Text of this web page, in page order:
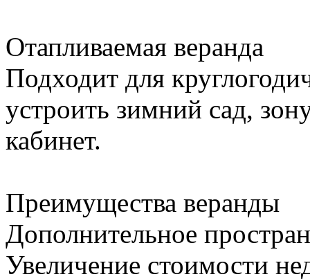
Отапливаемая веранда
Подходит для
устроить зимний сад,
кабинет.
Преимущества веранды
Дополнительное
Увеличение стоимости